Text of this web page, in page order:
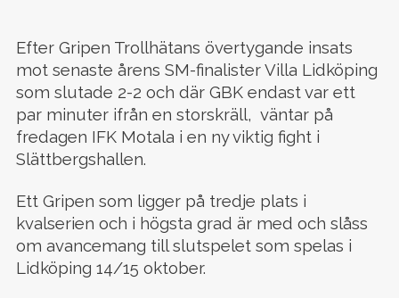
Efter Gripen Trollhätans övertygande insats
mot senaste årens SM-finalister Villa Lidköping
som slutade 2-2 och där GBK endast var ett
par minuter ifrån en storskräll, väntar på
fredagen IFK Motala i en ny viktig fight i
Slättbergshallen.
Ett Gripen som ligger på tredje plats i
kvalserien och i högsta grad är med och slåss
om avancemang till slutspelet som spelas i
Lidköping 14/15 oktober.